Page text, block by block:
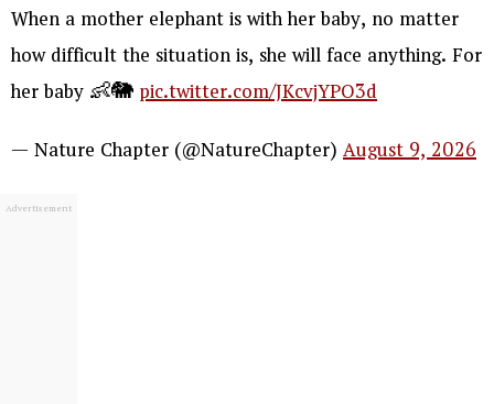
When a mother elephant is with her baby, no matter
how difficult the situation is, she will face anything. For
her baby 👶🐘pic.twitter.com/JKcvjYPO3d
— Nature Chapter (@NatureChapter)August 9, 2026